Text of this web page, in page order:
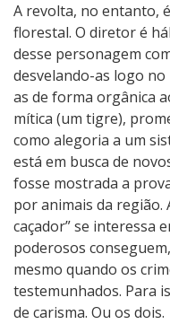
A revolta, no entanto,
florestal. O diretor é
desse personagem
desvelando-as logo
as de forma orgânica
mítica (um tigre),
como alegoria a um
está em busca de
fosse mostrada a
por animais da região.
caçador” se interessa
poderosos
mesmo quando os
testemunhados. Para
de carisma. Ou os dois.